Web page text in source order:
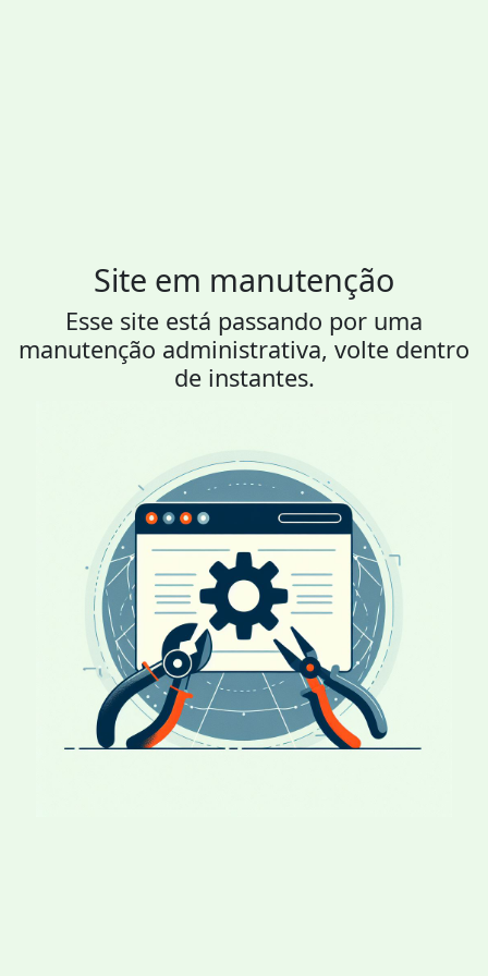
Site em manutenção
Esse site está passando por uma
manutenção administrativa, volte dentro
de instantes.